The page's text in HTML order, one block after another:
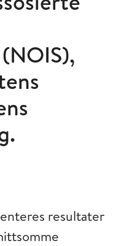
resultater